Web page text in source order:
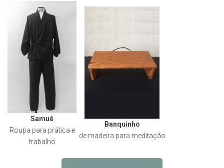
Samuê
Roupa para prática e
trabalho
Banquinho
de madeira para meditação